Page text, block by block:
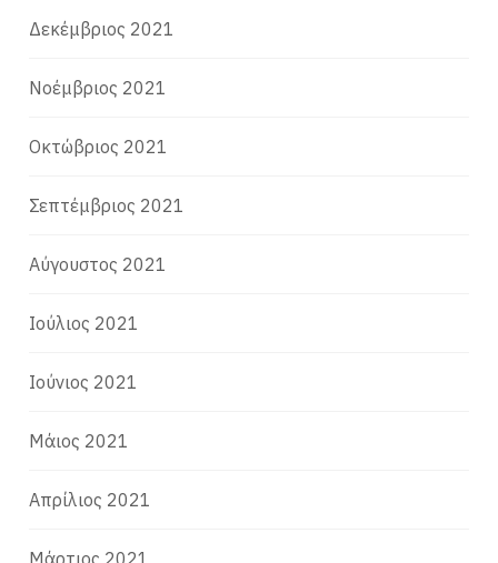
Δεκέμβριος 2021
Νοέμβριος 2021
Οκτώβριος 2021
Σεπτέμβριος 2021
Αύγουστος 2021
Ιούλιος 2021
Ιούνιος 2021
Μάιος 2021
Απρίλιος 2021
Μάρτιος 2021